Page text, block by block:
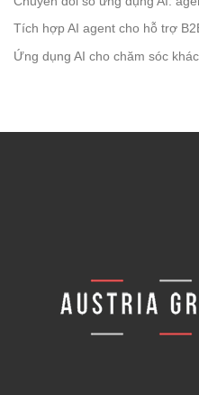
Tích hợp AI agent cho hỗ trợ
Ứng dụng AI cho chăm sóc